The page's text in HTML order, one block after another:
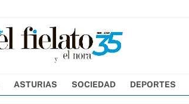
ASTURIAS SOCIEDAD DEPORTES